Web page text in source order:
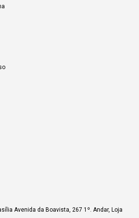
Avenida da Boavista, 267 1º. Andar, Loja